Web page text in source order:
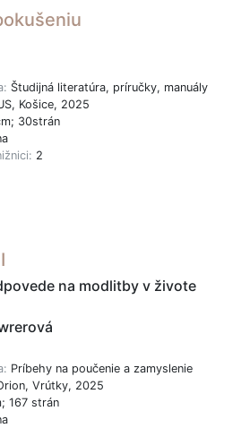
Študijná literatúra, príručky, manuály
Košice, 2025
30strán
2
na modlitby v živote
Príbehy na poučenie a zamyslenie
Vrútky, 2025
167 strán